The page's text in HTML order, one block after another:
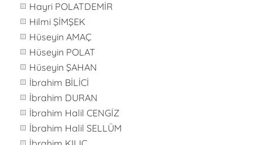
Hayri POLATDEMİR
Hilmi ŞİMŞEK
Hüseyin AMAÇ
Hüseyin POLAT
Hüseyin ŞAHAN
İbrahim BİLİCİ
İbrahim DURAN
İbrahim Halil CENGİZ
İbrahim Halil SELLÜM